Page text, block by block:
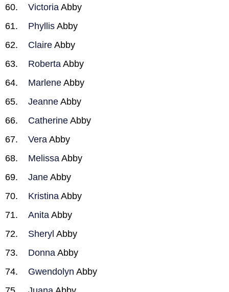
Victoria Abby
Phyllis Abby
Claire Abby
Roberta Abby
Marlene Abby
Jeanne Abby
Catherine Abby
Vera Abby
Melissa Abby
Jane Abby
Kristina Abby
Anita Abby
Sheryl Abby
Donna Abby
Gwendolyn Abby